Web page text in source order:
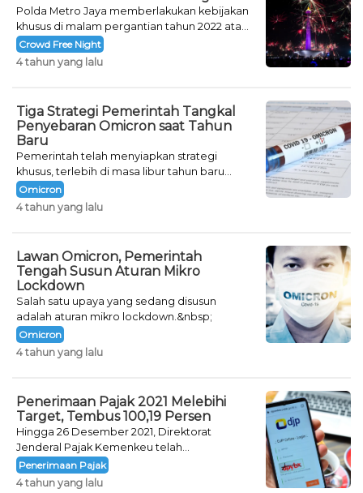
Polda Metro Jaya memberlakukan kebijakan
khusus di malam pergantian tahun 2022 atau
Crowd Free Night selama dua hari.
Crowd Free Night
4 tahun yang lalu
Tiga Strategi Pemerintah Tangkal
Penyebaran Omicron saat Tahun
Baru
Pemerintah telah menyiapkan strategi
khusus, terlebih di masa libur tahun baru
seperti saat ini.
Omicron
4 tahun yang lalu
Lawan Omicron, Pemerintah
Tengah Susun Aturan Mikro
Lockdown
Salah satu upaya yang sedang disusun
adalah aturan mikro lockdown.&nbsp;
Omicron
4 tahun yang lalu
Penerimaan Pajak 2021 Melebihi
Target, Tembus 100,19 Persen
Hingga 26 Desember 2021, Direktorat
Jenderal Pajak Kemenkeu telah
mencatatkan jumlah neto penerimaan pajak
sebesar Rp 1.231,87 triliun.&nbsp;
Penerimaan Pajak
4 tahun yang lalu